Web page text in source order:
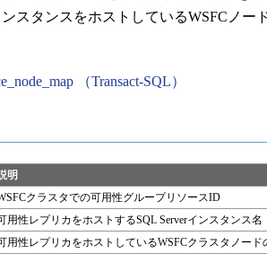
ンスタンスをホストしているWSFCノー
（Transact-SQL）
明
クラスタでの可用性グループリソースID
用性レプリカをホストするSQL Serverインスタンス名
用性レプリカをホストしているWSFCクラスタノード